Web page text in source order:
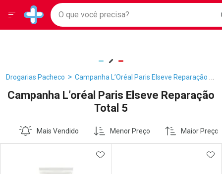
Drogarias Pacheco
Baixe nosso APP e aproveite Ofertas Exclusivas!
Ir direto para a home
pela página
Ir direto para o conteúdo
Ir direto para a busca
Ir direto para o carrinho
Ir direto para o menu
Faça a sua busca
O que você precisa?
Menu
Drogarias Pacheco Campanha L’Oréal Paris Elseve Reparação Total 5
Campanha L’oréal Paris Elseve Reparação
Total 5
Mais Vendido Menor Preço Maior Preço
ADICIONAR AOS FAVORITOS